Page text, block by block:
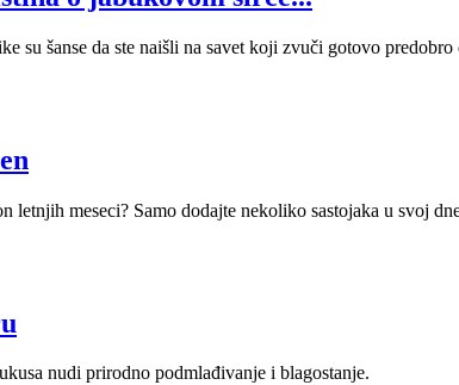
šanse da ste naišli na savet koji zvuči gotovo
letnjih meseci? Samo dodajte nekoliko sastojaka u svoj
nudi prirodno podmlađivanje i blagostanje.